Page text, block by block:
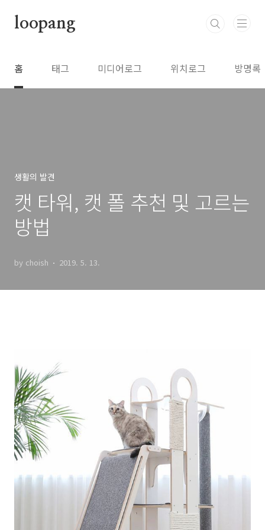
loopang
홈 태그 미디어로그 위치로그 방명록
생활의 발견
캣 타워, 캣 폴 추천 및 고르는
방법
by choish 2019. 5. 13.